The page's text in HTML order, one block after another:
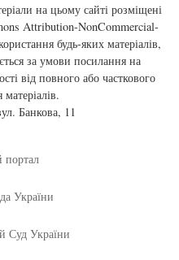
на цьому сайті розміщені
Attribution-NonCommercial-
будь-яких матеріалів,
за умови посилання на
від повного або часткового
Банкова, 11
портал
України
Суд України